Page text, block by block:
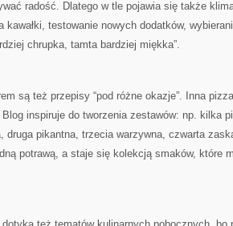
radość. Dlatego w tle pojawia się także
kawałki, testowanie nowych dodatków,
chrupka, tamta bardziej miękka”.
są też przepisy “pod różne okazje”. Inna
Blog inspiruje do tworzenia zestawów: np. kilka
druga pikantna, trzecia warzywna, czwarta
potrawą, a staje się kolekcją smaków, które